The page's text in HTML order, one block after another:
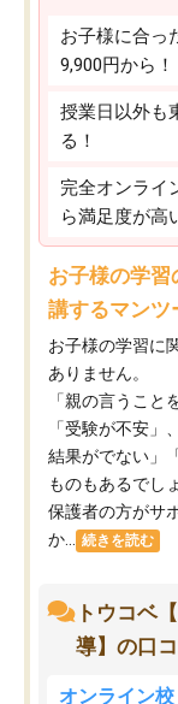
お子様に合っ
9,900円から！
授業日以外も
る！
完全オンライ
ら満足度が高
お子様の学
講するマンツ
お子様の学習に
ありません。
「親の言うこと
「受験が不安」
結果がでない」
ものもあるでし
保護者の方がサ
か...
続きを読む
トウコベ
導】の口
オンライン校